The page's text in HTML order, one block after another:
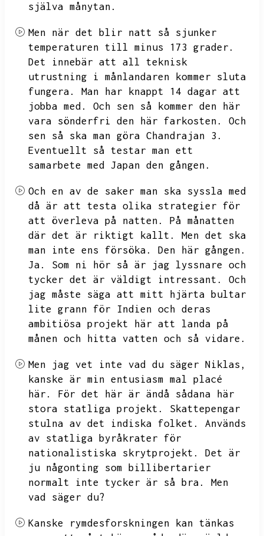
själva månytan.
Men när det blir natt så sjunker
temperaturen till minus 173 grader.
Det innebär att all teknisk
utrustning i månlandaren kommer sluta
fungera.
Man har knappt 14 dagar att
jobba med.
Och sen så kommer den här
vara sönderfri den här farkosten.
Och
sen så ska man göra Chandrajan 3.
Eventuellt så testar man ett
samarbete med Japan den gången.
Och en av de saker man ska syssla med
då är att testa olika strategier för
att överleva på natten.
På månatten
där det är riktigt kallt.
Men det ska
man inte ens försöka.
Den här gången.
Ja.
Som ni hör så är jag lyssnare och
tycker det är väldigt intressant.
Och
jag måste säga att mitt hjärta bultar
lite grann för Indien och deras
ambitiösa projekt här att landa på
månen och hitta vatten och så vidare.
Men jag vet inte vad du säger Niklas,
kanske är min entusiasm mal placé
här.
För det här är ändå sådana här
stora statliga projekt.
Skattepengar
stulna av det indiska folket.
Används
av statliga byråkrater för
nationalistiska skrytprojekt.
Det är
ju någonting som billibertarier
normalt inte tycker är så bra.
Men
vad säger du?
Kanske rymdesforskningen kan tänkas